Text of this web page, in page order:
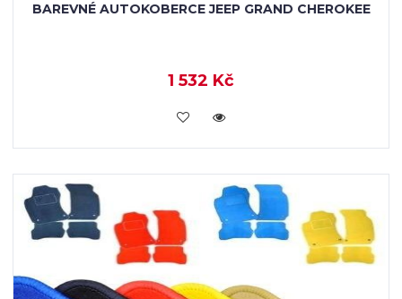
BAREVNÉ AUTOKOBERCE JEEP GRAND CHEROKEE
1 532 Kč
KOUPIT